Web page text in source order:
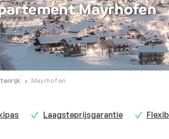
Mayrhofen
Mayrhofen
Laagsteprijsgarantie